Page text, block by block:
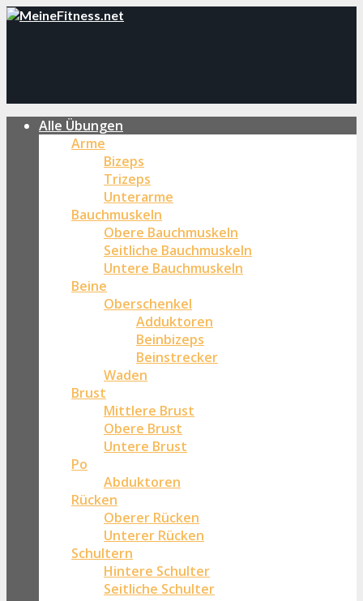
Alle Übungen
Arme
Bizeps
Trizeps
Unterarme
Bauchmuskeln
Obere Bauchmuskeln
Seitliche Bauchmuskeln
Untere Bauchmuskeln
Beine
Oberschenkel
Adduktoren
Beinbizeps
Beinstrecker
Waden
Brust
Mittlere Brust
Obere Brust
Untere Brust
Po
Abduktoren
Rücken
Oberer Rücken
Unterer Rücken
Schultern
Hintere Schulter
Seitliche Schulter